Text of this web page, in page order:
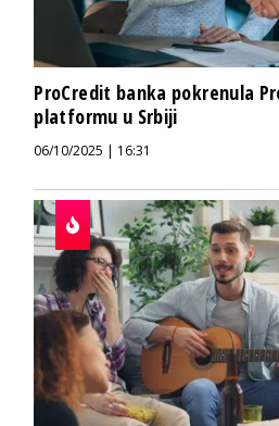
ProCredit banka pokrenula
platformu u Srbiji
06/10/2025 | 16:31